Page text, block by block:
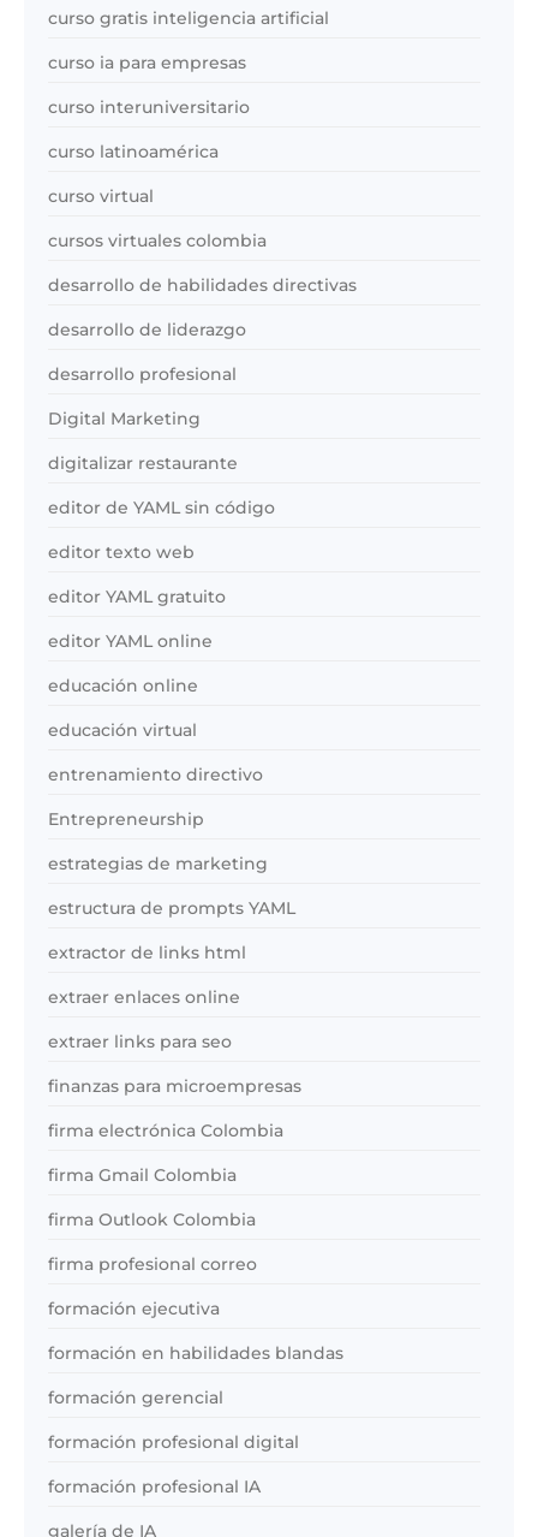
curso gratis inteligencia artificial
curso ia para empresas
curso interuniversitario
curso latinoamérica
curso virtual
cursos virtuales colombia
desarrollo de habilidades directivas
desarrollo de liderazgo
desarrollo profesional
Digital Marketing
digitalizar restaurante
editor de YAML sin código
editor texto web
editor YAML gratuito
editor YAML online
educación online
educación virtual
entrenamiento directivo
Entrepreneurship
estrategias de marketing
estructura de prompts YAML
extractor de links html
extraer enlaces online
extraer links para seo
finanzas para microempresas
firma electrónica Colombia
firma Gmail Colombia
firma Outlook Colombia
firma profesional correo
formación ejecutiva
formación en habilidades blandas
formación gerencial
formación profesional digital
formación profesional IA
galería de IA